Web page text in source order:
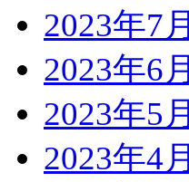
2023年7月
2023年6月
2023年5月
2023年4月